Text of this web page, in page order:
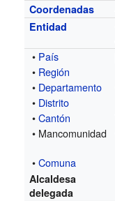
Coordenadas
Entidad
• País
• Región
• Departamento
• Distrito
•Cantón
• Mancomunidad
•Comuna
Alcaldesa
delegada